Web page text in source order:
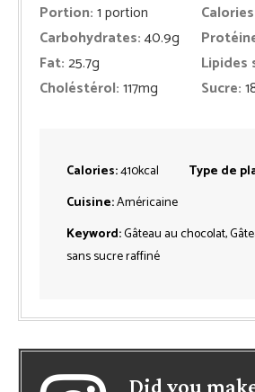
Portion:1portion
Carbohydrates:40.9g
Fat:25.7g Lipides
Choléstérol:117mg Sucre:
Calories:410kcal Type de
Cuisine:Américaine
Keyword:Gâteau au chocolat,
sans sucre raffiné
Did you